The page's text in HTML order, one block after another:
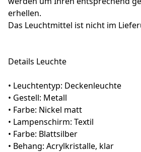
erhellen.
Das Leuchtmittel ist nicht im
Details Leuchte
• Leuchtentyp: Deckenleuchte
• Gestell: Metall
• Farbe: Nickel matt
• Lampenschirm: Textil
• Farbe: Blattsilber
• Behang: Acrylkristalle, klar